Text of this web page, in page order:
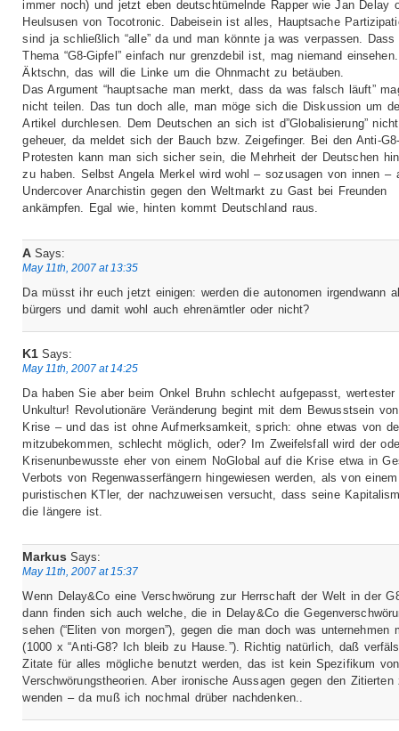
immer noch) und jetzt eben deutschtümelnde Rapper wie Jan Delay
Heulsusen von Tocotronic. Dabeisein ist alles, Hauptsache
sind ja schließlich “alle” da und man könnte ja was verpassen. Dass
Thema “G8-Gipfel” einfach nur grenzdebil ist, mag niemand einsehen.
Äktschn, das will die Linke um die Ohnmacht zu betäuben.
Das Argument “hauptsache man merkt, dass da was falsch läuft”
nicht teilen. Das tun doch alle, man möge sich die Diskussion um
Artikel durchlesen. Dem Deutschen an sich ist d”Globalisierung” nicht
geheuer, da meldet sich der Bauch bzw. Zeigefinger. Bei den Anti-G8-
Protesten kann man sich sicher sein, die Mehrheit der Deutschen
zu haben. Selbst Angela Merkel wird wohl – sozusagen von innen –
Undercover Anarchistin gegen den Weltmarkt zu Gast bei Freunden
ankämpfen. Egal wie, hinten kommt Deutschland raus.
A Says:
May 11th, 2007 at 13:35
Da müsst ihr euch jetzt einigen: werden die autonomen irgendwann
bürgers und damit wohl auch ehrenämtler oder nicht?
K1 Says:
May 11th, 2007 at 14:25
Da haben Sie aber beim Onkel Bruhn schlecht aufgepasst, wertester
Unkultur! Revolutionäre Veränderung begint mit dem Bewusstsein
Krise – und das ist ohne Aufmerksamkeit, sprich: ohne etwas von
mitzubekommen, schlecht möglich, oder? Im Zweifelsfall wird der
Krisenunbewusste eher von einem NoGlobal auf die Krise etwa in
Verbots von Regenwasserfängern hingewiesen werden, als von einem
puristischen KTler, der nachzuweisen versucht, dass seine
die längere ist.
Markus Says:
May 11th, 2007 at 15:37
Wenn Delay&Co eine Verschwörung zur Herrschaft der Welt in der
dann finden sich auch welche, die in Delay&Co die
sehen (“Eliten von morgen”), gegen die man doch was unternehmen
(1000 x “Anti-G8? Ich bleib zu Hause.”). Richtig natürlich, daß
Zitate für alles mögliche benutzt werden, das ist kein Spezifikum von
Verschwörungstheorien. Aber ironische Aussagen gegen den Zitierten
wenden – da muß ich nochmal drüber nachdenken..